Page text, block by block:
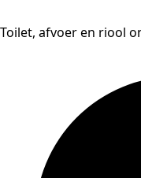
Toilet, afvoer en riool